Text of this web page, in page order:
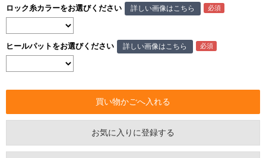
ロック糸カラーをお選びください 詳しい画像はこちら
ヒールパットをお選びください 詳しい画像はこちら
お気に入りに登録する